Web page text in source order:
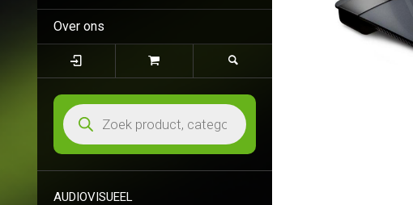
Over ons
AUDIOVISUEEL